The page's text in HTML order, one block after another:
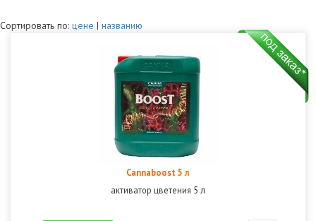
Сортировать по: цене | названию
Cannaboost 5 л
активатор цветения 5 л